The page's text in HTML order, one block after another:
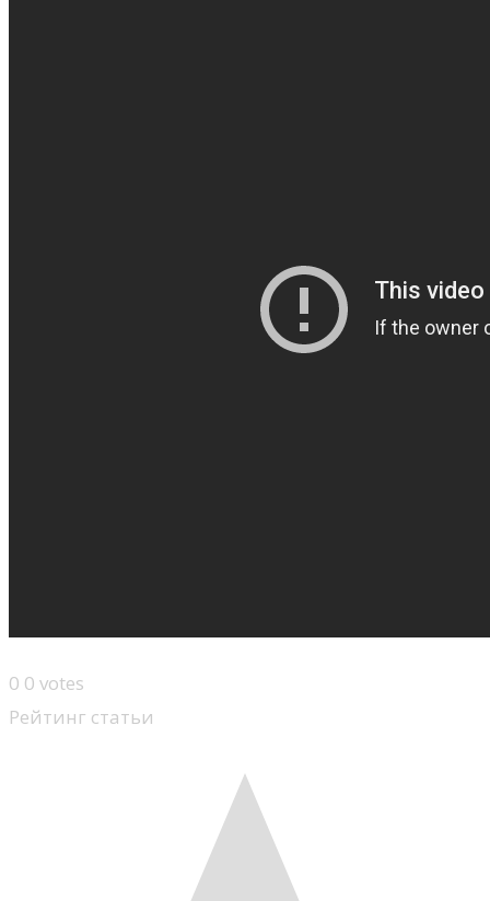
0 0 votes
Рейтинг статьи